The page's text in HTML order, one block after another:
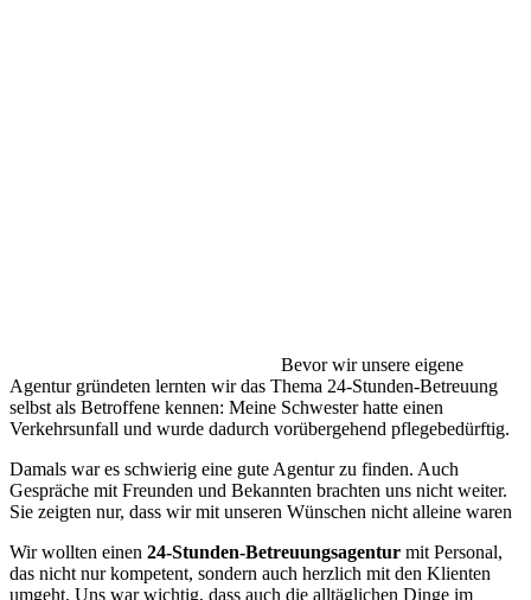
Bevor wir unsere eigene
Agentur gründeten lernten wir das Thema 24-Stunden-Betreuung
selbst als Betroffene kennen: Meine Schwester hatte einen
Verkehrsunfall und wurde dadurch vorübergehend pflegebedürftig.
Damals war es schwierig eine gute Agentur zu finden. Auch
Gespräche mit Freunden und Bekannten brachten uns nicht weiter.
Sie zeigten nur, dass wir mit unseren Wünschen nicht alleine waren
Wir wollten einen 24-Stunden-Betreuungsagentur mit Personal,
das nicht nur kompetent, sondern auch herzlich mit den Klienten
umgeht. Uns war wichtig, dass auch die alltäglichen Dinge im